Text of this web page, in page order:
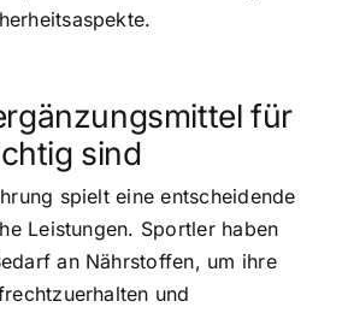
für
sind
spielt eine entscheidende
Leistungen. Sportler haben
an Nährstoffen, um ihre
und